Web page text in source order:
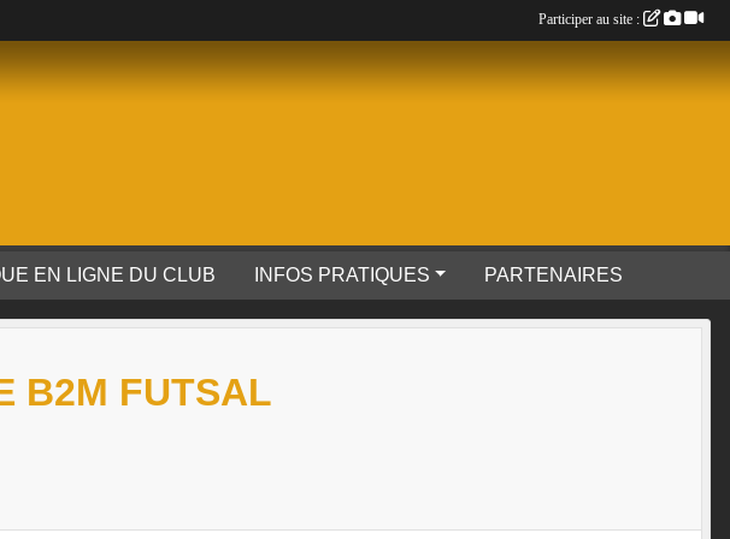
EN LIGNE DU CLUB INFOS PRATIQUES PARTENAIRES
B2M FUTSAL
Participer au site :